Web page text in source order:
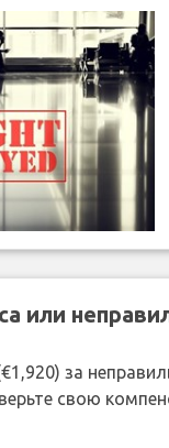
или
за
свою